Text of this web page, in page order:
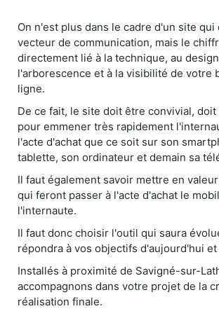
On n'est plus dans le cadre d'un site
vecteur de communication, mais le
directement lié à la technique, au
l'arborescence et à la visibilité de votre
ligne.
De ce fait, le site doit être convivial,
pour emmener très rapidement
l'acte d'achat que ce soit sur son
tablette, son ordinateur et demain sa
Il faut également savoir mettre en
qui feront passer à l'acte d'achat le
l'internaute.
Il faut donc choisir l'outil qui saura
répondra à vos objectifs d'aujourd'hui et
Installés à proximité de Savigné-sur-
accompagnons dans votre projet de la
réalisation finale.